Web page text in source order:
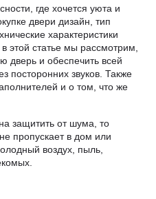
где хочется уюта и
двери дизайн, тип
характеристики
этой статье мы рассмотрим,
дверь и обеспечить всей
посторонних звуков. Также
и о том, что же
защитить от шума, то
пропускает в дом или
воздух, пыль,